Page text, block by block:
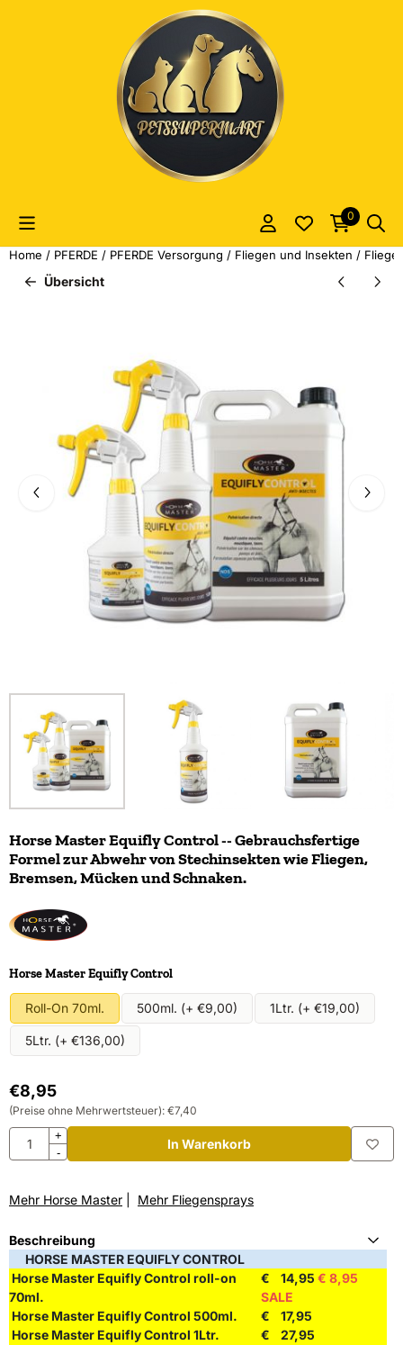
Cookie-Einstellungen sind derzeit geschlossen.
0
Home / PFERDE / PFERDE Versorgung / Fliegen und Insekten /
Übersicht
Horse Master Equifly Control -- Gebrauchsfertige
Formel zur Abwehr von Stechinsekten wie Fliegen,
Bremsen, Mücken und Schnaken.
Eine Auswahl treffen für
Horse Master Equifly Control
Roll-On 70ml. 500ml. (+ €9,00) 1Ltr. (+ €19,00)
5Ltr. (+ €136,00)
€8,95
(Preise ohne Mehrwertsteuer): €7,40
Anzahl
+
-
In Warenkorb
Mehr Horse Master Mehr Fliegensprays
Beschreibung
HORSE MASTER EQUIFLY CONTROL
Horse Master Equifly Control roll-on
70ml.
€ 14,95 € 8,95
SALE
Horse Master Equifly Control 500ml.
€ 17,95
Horse Master Equifly Control 1Ltr.
€ 27,95